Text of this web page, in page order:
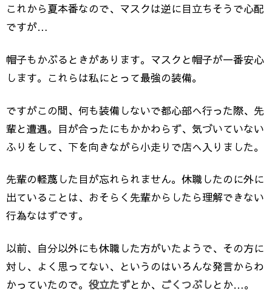
これから夏本番なので、マスクは逆に目立ちそうで心配
ですが…
帽子もかぶるときがあります。マスクと帽子が一番安心
します。これらは私にとって最強の装備。
ですがこの間、何も装備しないで都心部へ行った際、先
輩と遭遇。目が合ったにもかかわらず、気づいていない
ふりをして、下を向きながら小走りで店へ入りました。
先輩の軽蔑した目が忘れられません。休職したのに外に
出ていることは、おそらく先輩からしたら理解できない
行為なはずです。
以前、自分以外にも休職した方がいたようで、その方に
対し、よく思ってない、というのはいろんな発言からわ
かっていたので。 役立たずとか、 ごくつぶしとか…。